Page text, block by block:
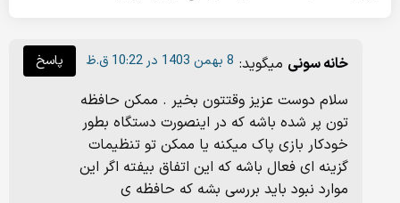
خانه سونی میگوید:
سلام دوست عزیز وقتتون بخیر . ممکن حافظه
تون پر شده باشه که در اینصورت دستگاه بطور
خودکار بازی پاک میکنه یا ممکن تو تنظیمات
گزینه ای فعال باشه که این اتفاق بیفته اگر این
موارد نبود باید بررسی بشه که حافظه ی
8 بهمن 1403 در 10:22 ق.ظ پاسخ